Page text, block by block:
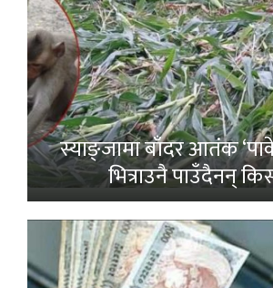
स्याङ्जामा बाँदर आतंक
भित्राउनै पाउँदैनन्